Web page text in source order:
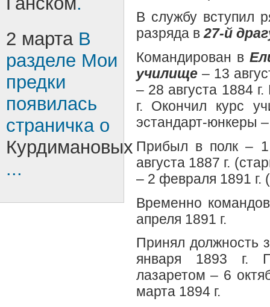
В службу вступил
разряда в 27-й
Командирован в
училище– 13
– 28 августа 1884
г. Окончил курс
эстандарт-юнкеры
Прибыл в полк – 1
августа 1887 г.
– 2 февраля 1891 г.
Временно
апреля 1891 г.
Принял должность
января 1893 г.
лазаретом – 6
марта 1894 г.
2 марта В
разделе Мои
предки
появилась
страничка о
Курдимановых
...